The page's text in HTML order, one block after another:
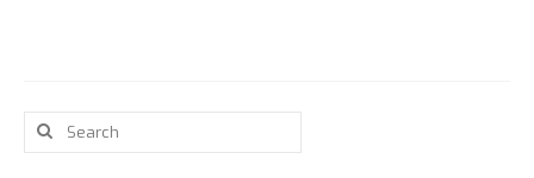
Search
for: